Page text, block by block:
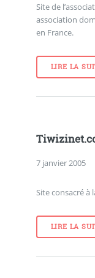
Site de
association
en France.
LIRE LA
7 janvier 2005
Site consacré à
LIRE LA